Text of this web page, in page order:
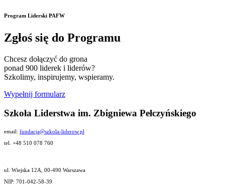
Program Liderski PAFW
Zgłoś się do Programu
Chcesz dołączyć do grona
ponad 900 liderek i liderów?
Szkolimy, inspirujemy, wspieramy.
Wypełnij formularz
Szkoła Liderstwa im. Zbigniewa Pełczyńskiego
email: fundacja@szkola-liderow.pl
tel. +48 510 078 760
ul. Wiejska 12A, 00-490 Warszawa
NIP: 701-042-58-39